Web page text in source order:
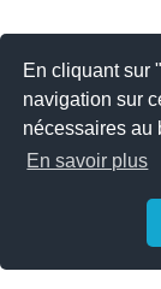
En cliquant sur
navigation sur
nécessaires au
En savoir plus